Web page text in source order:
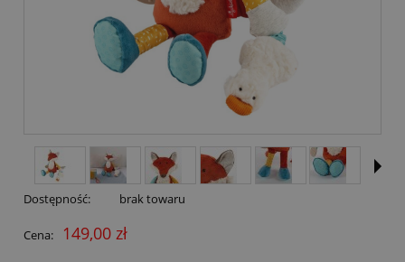
Dostępność: brak towaru
Cena: 149,00 zł